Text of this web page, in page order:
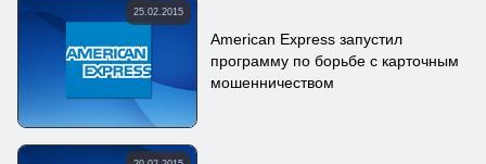
25.02.2015
American Express запустил
программу по борьбе с карточным
мошенничеством